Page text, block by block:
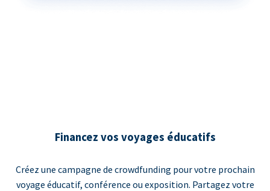
Financez vos voyages éducatifs
Créez une campagne de crowdfunding pour votre prochain
voyage éducatif, conférence ou exposition. Partagez votre